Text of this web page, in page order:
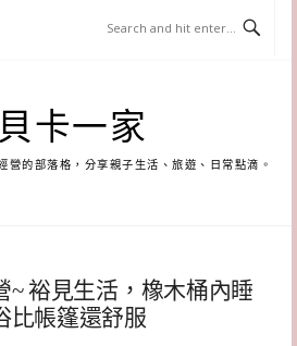
卡一家
營的部落格，分享親子生活、旅遊、日常點滴。
~ 裕見生活，橡木桶內睡
比帳篷還舒服